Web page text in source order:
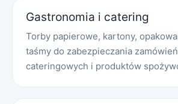
Gastronomia i catering
Torby papierowe, kartony,
taśmy do zabezpieczania
cateringowych i produktów